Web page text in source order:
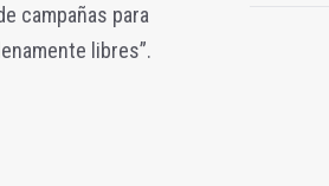
campañas para
libres”.